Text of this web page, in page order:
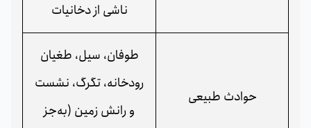
ناشی از دخانیات
حوادث طبیعی
طوفان، سیل، طغیان
رودخانه، تگرگ، نشست
و رانش زمین (به‌جز